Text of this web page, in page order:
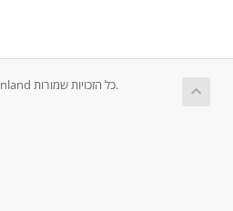
זכויות יוצרים © 2026 netFinn Finland כל הזכויות שמורות.